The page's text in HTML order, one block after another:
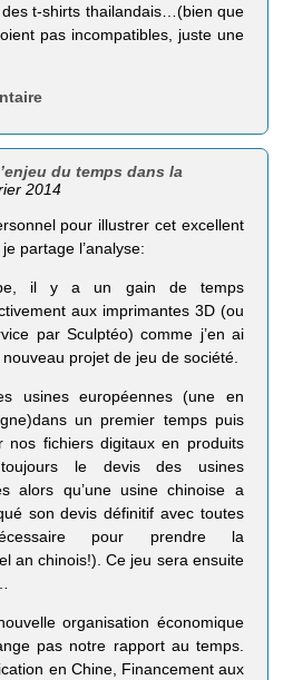
t-shirts thailandais…(bien que
pas incompatibles, juste une
du temps dans la
2014
pour illustrer cet excellent
partage l’analyse:
il y a un gain de temps
aux imprimantes 3D (ou
par Sculptéo) comme j’en ai
projet de jeu de société.
usines européennes (une en
un premier temps puis
nos fichiers digitaux en produits
toujours le devis des usines
alors qu’une usine chinoise a
son devis définitif avec toutes
pour prendre la
an chinois!). Ce jeu sera ensuite
organisation économique
pas notre rapport au temps.
en Chine, Financement aux